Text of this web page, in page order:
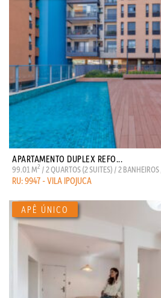
APARTAMENTO DUPLEX REFO...
99.01 M2 / 2 QUARTOS (2 SUITES) / 2
RU: 9947 - VILA IPOJUCA